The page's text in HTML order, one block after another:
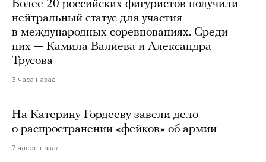
Более 20 российских фигуристов получили
нейтральный статус для участия
в международных соревнованиях. Среди
них — Камила Валиева и Александра
Трусова
3 часа назад
На Катерину Гордееву завели дело
о распространении «фейков» об армии
7 часов назад